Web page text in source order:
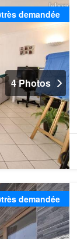
très demandée
4 Photos
très demandée